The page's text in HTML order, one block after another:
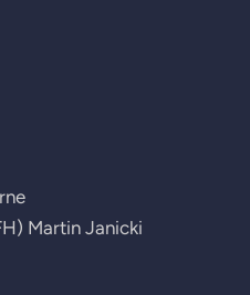
Martin Janicki